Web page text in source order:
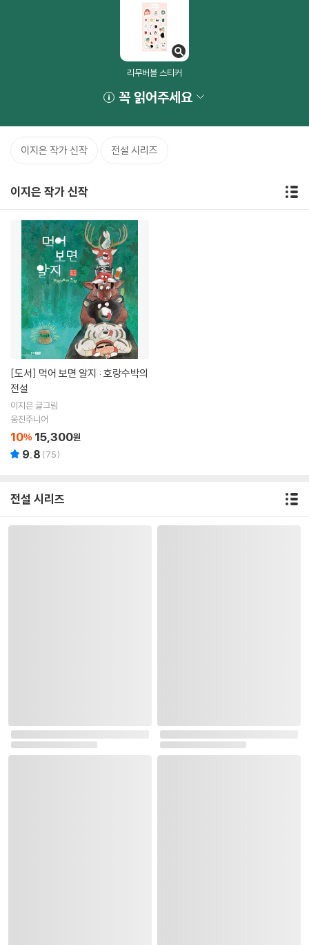
리무버블 스티커
꼭 읽어주세요
이지은 작가 신작 전설 시리즈
이지은 작가 신작
[도서]
전설
이지은 글그림
웅진주니어
10% 15,300원
9.8 (75)
전설 시리즈